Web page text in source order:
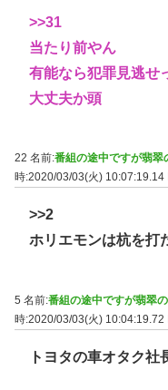
>>31
当たり前やん
有能なら犯罪見逃せ
大丈夫か頭
22 名前:番組の途中ですが翡翠
時:2020/03/03(火) 10:07:19.14
>>2
ホリエモンは杭を打
5 名前:番組の途中ですが翡翠
時:2020/03/03(火) 10:04:19.72
トヨタの車オタク社